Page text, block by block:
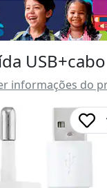
informações do